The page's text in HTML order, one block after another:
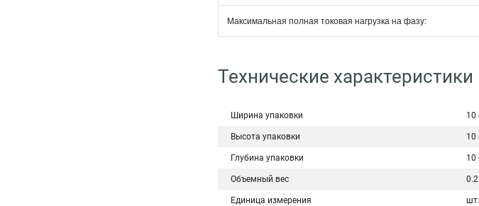
Максимальная полная токовая нагрузка на фазу:
Технические
Ширина упаковки 10
Высота упаковки 10
Глубина упаковки 10
Объемный вес 0.2
Единица измерения шт.